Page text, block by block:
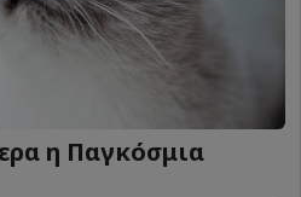
η Παγκόσμια